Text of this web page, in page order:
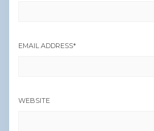
EMAIL ADDRESS*
WEBSITE